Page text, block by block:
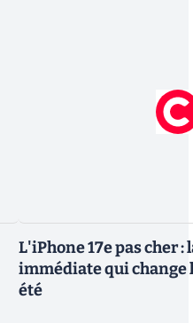
L'iPhone 17e pas cher :
immédiate qui change
été